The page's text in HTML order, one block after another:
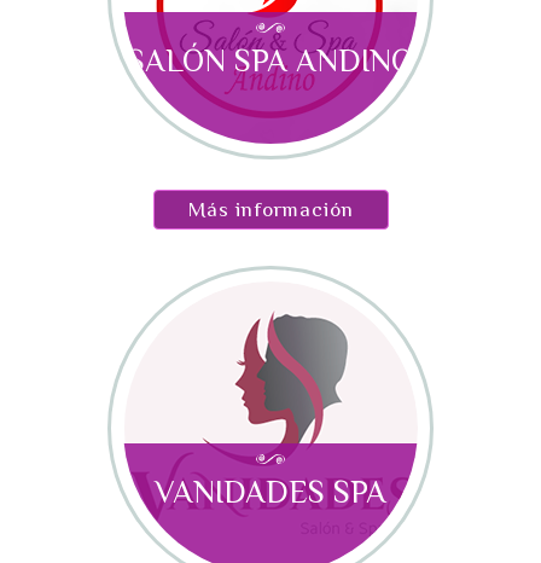
SALÓN SPA ANDINO
Más información
VANIDADES SPA